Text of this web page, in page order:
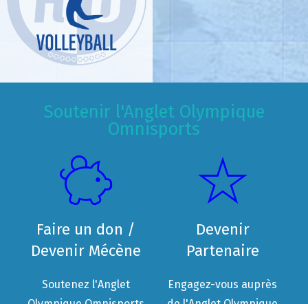
Soutenir l'Anglet Olympique
Omnisports
Faire un don /
Devenir Mécène
Soutenez l'Anglet
Devenir
Partenaire
Engagez-vous auprès